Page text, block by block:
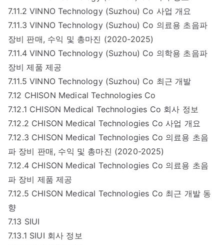
7.11.2 VINNO Technology (Suzhou) Co 사업 개요
7.11.3 VINNO Technology (Suzhou) Co 의료용 초음파
장비 판매, 수익 및 총마진 (2020-2025)
7.11.4 VINNO Technology (Suzhou) Co 의학용 초음파
장비 제품 제공
7.11.5 VINNO Technology (Suzhou) Co 최근 개발
7.12 CHISON Medical Technologies Co
7.12.1 CHISON Medical Technologies Co 회사 정보
7.12.2 CHISON Medical Technologies Co 사업 개요
7.12.3 CHISON Medical Technologies Co 의료용 초음
파 장비 판매, 수익 및 총마진 (2020-2025)
7.12.4 CHISON Medical Technologies Co 의료용 초음
파 장비 제품 제공
7.12.5 CHISON Medical Technologies Co 최근 개발 동
향
7.13 SIUI
7.13.1 SIUI 회사 정보